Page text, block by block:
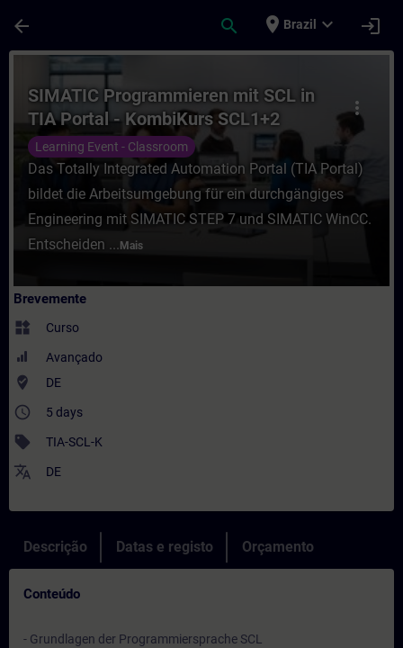
arrow_back search place Brazil expand_more login
Curso - SIMATIC Programmieren mit
more_vert
SIMATIC Programmieren mit SCL in
TIA Portal - KombiKurs SCL1+2
(Präsenz-Training)
Learning Event - Classroom
Das Totally Integrated Automation Portal (TIA Portal)
bildet die Arbeitsumgebung für ein durchgängiges
Engineering mit SIMATIC STEP 7 und SIMATIC WinCC.
Entscheiden ... Mais
Brevemente
widgets Curso
Avançado
where_to_vote DE
access_time 5 days
sell TIA-SCL-K
translate DE
Descrição Datas e registo Orçamento
Conteúdo
- Grundlagen der Programmiersprache SCL